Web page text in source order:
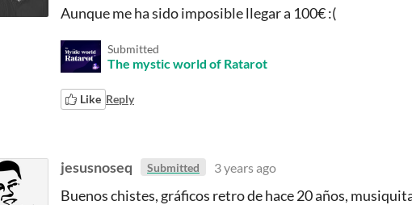
Aunque me ha sido imposible llegar a 100€ :(
Submitted
The mystic world of Ratarot
Like Reply
jesusnoseq Submitted 3 years ago
Buenos chistes, gráficos retro de hace 20 años,